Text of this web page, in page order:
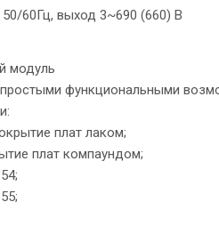
60Гц, выход 3~690 (660) В
модуль
функциональными
плат лаком;
плат компаундом;